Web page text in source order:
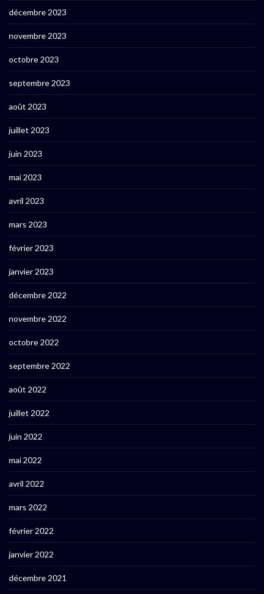
décembre 2023
novembre 2023
octobre 2023
septembre 2023
août 2023
juillet 2023
juin 2023
mai 2023
avril 2023
mars 2023
février 2023
janvier 2023
décembre 2022
novembre 2022
octobre 2022
septembre 2022
août 2022
juillet 2022
juin 2022
mai 2022
avril 2022
mars 2022
février 2022
janvier 2022
décembre 2021